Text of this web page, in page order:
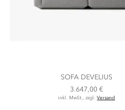
SOFA DEVELIUS
3.647,00 €
inkl. MwSt., zzgl.Versand